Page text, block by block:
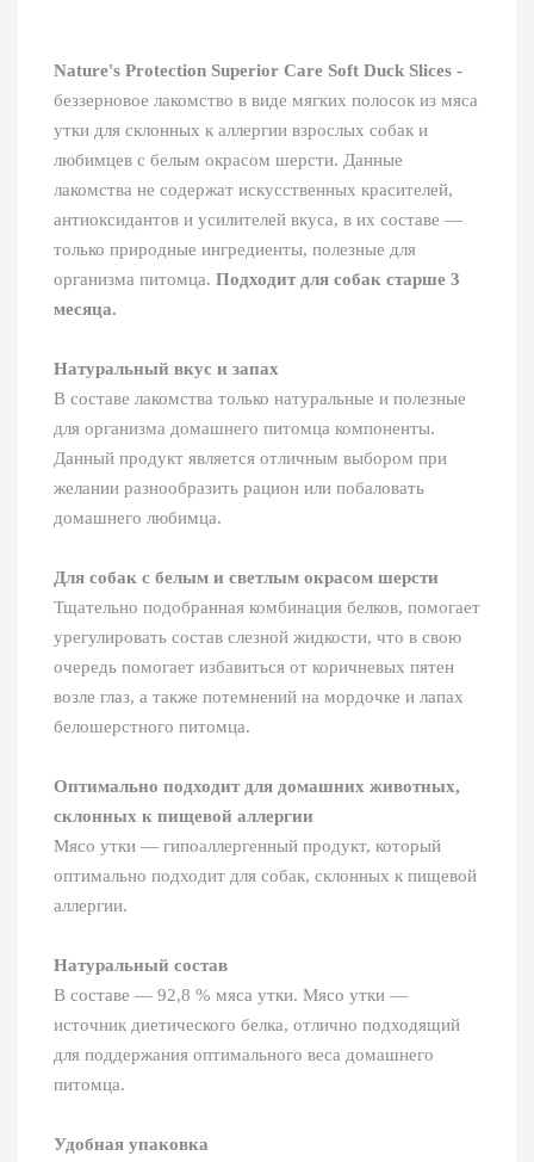
Nature's Protection Superior Care Soft Duck Slices -
беззерновое лакомство в виде мягких полосок из мяса
утки для склонных к аллергии взрослых собак и
любимцев с белым окрасом шерсти. Данные
лакомства не содержат искусственных красителей,
антиоксидантов и усилителей вкуса, в их составе —
только природные ингредиенты, полезные для
организма питомца. Подходит для собак старше 3
месяца.
Натуральный вкус и запах
В составе лакомства только натуральные и полезные
для организма домашнего питомца компоненты.
Данный продукт является отличным выбором при
желании разнообразить рацион или побаловать
домашнего любимца.
Для собак с белым и светлым окрасом шерсти
Тщательно подобранная комбинация белков, помогает
урегулировать состав слезной жидкости, что в свою
очередь помогает избавиться от коричневых пятен
возле глаз, а также потемнений на мордочке и лапах
белошерстного питомца.
Оптимально подходит для домашних животных,
склонных к пищевой аллергии
Мясо утки — гипоаллергенный продукт, который
оптимально подходит для собак, склонных к пищевой
аллергии.
Натуральный состав
В составе — 92,8 % мяса утки. Мясо утки —
источник диетического белка, отлично подходящий
для поддержания оптимального веса домашнего
питомца.
Удобная упаковка